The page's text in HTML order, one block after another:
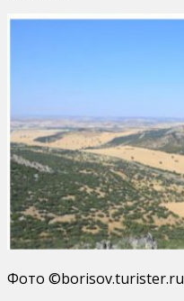
Фото ©borisov.turister.ru